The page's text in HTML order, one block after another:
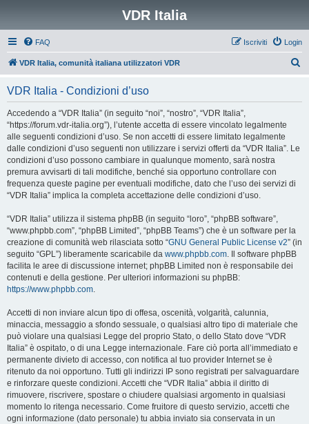
VDR Italia
FAQ Login
Iscriviti
VDR Italia, comunità italiana utilizzatori VDR
VDR Italia - Condizioni d’uso
Accedendo a “VDR Italia” (in seguito “noi”, “nostro”, “VDR Italia”,
“https://forum.vdr-italia.org”), l’utente accetta di essere vincolato legalmente
alle seguenti condizioni d’uso. Se non accetti di essere limitato legalmente
dalle condizioni d’uso seguenti non utilizzare i servizi offerti da “VDR Italia”. Le
condizioni d’uso possono cambiare in qualunque momento, sarà nostra
premura avvisarti di tali modifiche, benché sia opportuno controllare con
frequenza queste pagine per eventuali modifiche, dato che l’uso dei servizi di
“VDR Italia” implica la completa accettazione delle condizioni d’uso.
“VDR Italia” utilizza il sistema phpBB (in seguito “loro”, “phpBB software”,
“www.phpbb.com”, “phpBB Limited”, “phpBB Teams”) che è un software per la
creazione di comunità web rilasciata sotto “GNU General Public License v2” (in
seguito “GPL”) liberamente scaricabile da www.phpbb.com. Il software phpBB
facilita le aree di discussione internet; phpBB Limited non è responsabile dei
contenuti e della gestione. Per ulteriori informazioni su phpBB:
https://www.phpbb.com.
Accetti di non inviare alcun tipo di offesa, oscenità, volgarità, calunnia,
minaccia, messaggio a sfondo sessuale, o qualsiasi altro tipo di materiale che
può violare una qualsiasi Legge del proprio Stato, o dello Stato dove “VDR
Italia” è ospitato, o di una Legge internazionale. Fare ciò porta all’immediato e
permanente divieto di accesso, con notifica al tuo provider Internet se è
ritenuto da noi opportuno. Tutti gli indirizzi IP sono registrati per salvaguardare
e rinforzare queste condizioni. Accetti che “VDR Italia” abbia il diritto di
rimuovere, riscrivere, spostare o chiudere qualsiasi argomento in qualsiasi
momento lo ritenga necessario. Come fruitore di questo servizio, accetti che
ogni informazione (dato personale) tu abbia inviato sia conservata in un